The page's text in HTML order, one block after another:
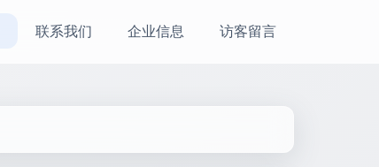
联系我们 企业信息 访客留言